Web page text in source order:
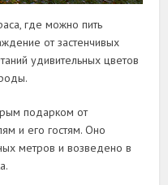
где можно пить
от застенчивых
удивительных цветов
подарком от
и его гостям. Оно
метров и возведено в